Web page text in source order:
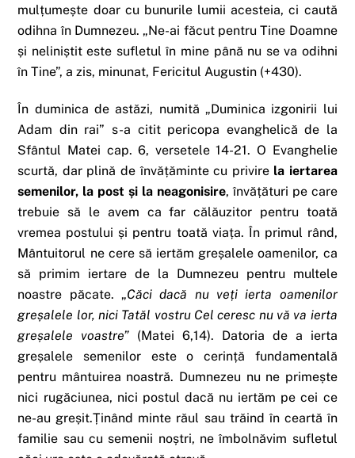
mulțumește doar cu bunurile lumii acesteia, ci caută
odihna în Dumnezeu. „Ne-ai făcut pentru Tine Doamne
și neliniștit este sufletul în mine până nu se va odihni
în Tine”, a zis, minunat, Fericitul Augustin (+430).
În duminica de astăzi, numită „Duminica izgonirii lui
Adam din rai” s-a citit pericopa evanghelică de la
Sfântul Matei cap. 6, versetele 14-21. O Evanghelie
scurtă, dar plină de învățăminte cu privire la iertarea
semenilor, la post și la neagonisire, învățături pe care
trebuie să le avem ca far călăuzitor pentru toată
vremea postului și pentru toată viața. În primul rând,
Mântuitorul ne cere să iertăm greșalele oamenilor, ca
să primim iertare de la Dumnezeu pentru multele
noastre păcate. „Căci dacă nu veți ierta oamenilor
greșalele lor, nici Tatăl vostru Cel ceresc nu vă va ierta
greșalele voastre” (Matei 6,14). Datoria de a ierta
greșalele semenilor este o cerință fundamentală
pentru mântuirea noastră. Dumnezeu nu ne primește
nici rugăciunea, nici postul dacă nu iertăm pe cei ce
ne-au greșit.Ținând minte răul sau trăind în ceartă în
familie sau cu semenii noștri, ne îmbolnăvim sufletul